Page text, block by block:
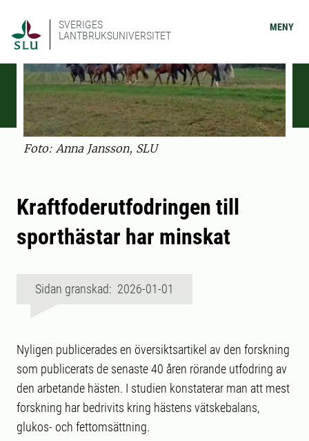
SVERIGES
LANTBRUKSUNIVERSITET
MENY
Foto: Anna Jansson, SLU
Kraftfoderutfodringen till
sporthästar har minskat
Sidan granskad: 2026-01-01
Nyligen publicerades en översiktsartikel av den forskning
som publicerats de senaste 40 åren rörande utfodring av
den arbetande hästen. I studien konstaterar man att mest
forskning har bedrivits kring hästens vätskebalans,
glukos- och fettomsättning.